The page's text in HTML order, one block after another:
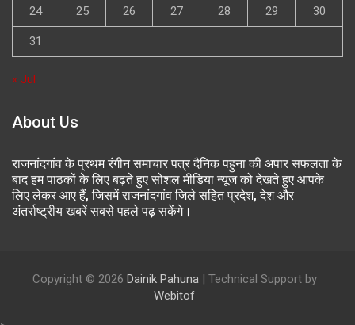
24 25 26 27 28 29 30
31
« Jul
About Us
राजनांदगांव के प्रथम रंगीन समाचार पत्र दैनिक पहुना की अपार सफलता के
बाद हम पाठकों के लिए बढ़ते हुए सोशल मीडिया न्यूज को देखते हुए आपके
लिए लेकर आए हैं, जिसमें राजनांदगांव जिले सहित प्रदेश, देश और
अंतर्राष्ट्रीय खबरें सबसे पहले पढ़ सकेंगे।
Copyright © 2026 Dainik Pahuna| Technical Support by
Webitof